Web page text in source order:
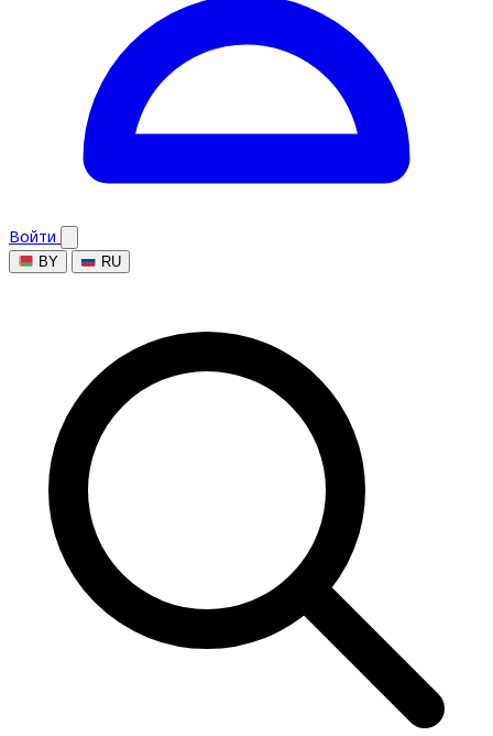
Войти
BY RU